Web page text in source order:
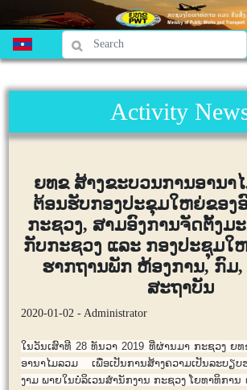
Activity
ຍທຂ ສ້າງຂະບວນການອານາ
ຕ້ອນຮັບກອງປະຂຸມໃຫຍ່ຂອງ
ກະຊວງ, ສາມອົງການຈັດຕັ້ງມ
ກັບກະຊວງ ແລະ ກອງປະຊຸມໃ
ຮາກຖານພັກ ຫ້ອງການ, ກົມ,
ສະຖາບັນ
2020-01-02 - Administrator
ໃນ​ວັນ​ເສົາ​ທີ 28 ທັນວາ 2019 ທີ່​ຜ່ານ​ມາ ກະຊວງ ຍ
ອານາ​ໄມ​ລວມ ​ ​ເພື່ອ​ເປັນ​ການສ້າງ​ຄວາມ​​ເປັນລະບຽ
ງາມ ພາຍ​ໃນ​ບໍລິ​ເວນ​ສຳນັກງານ ກະຊວງ ​ໂຍທາ​ທິການ